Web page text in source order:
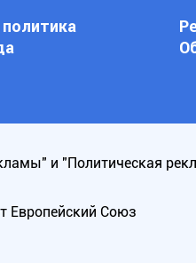
и "Политическая
Европейский Союз